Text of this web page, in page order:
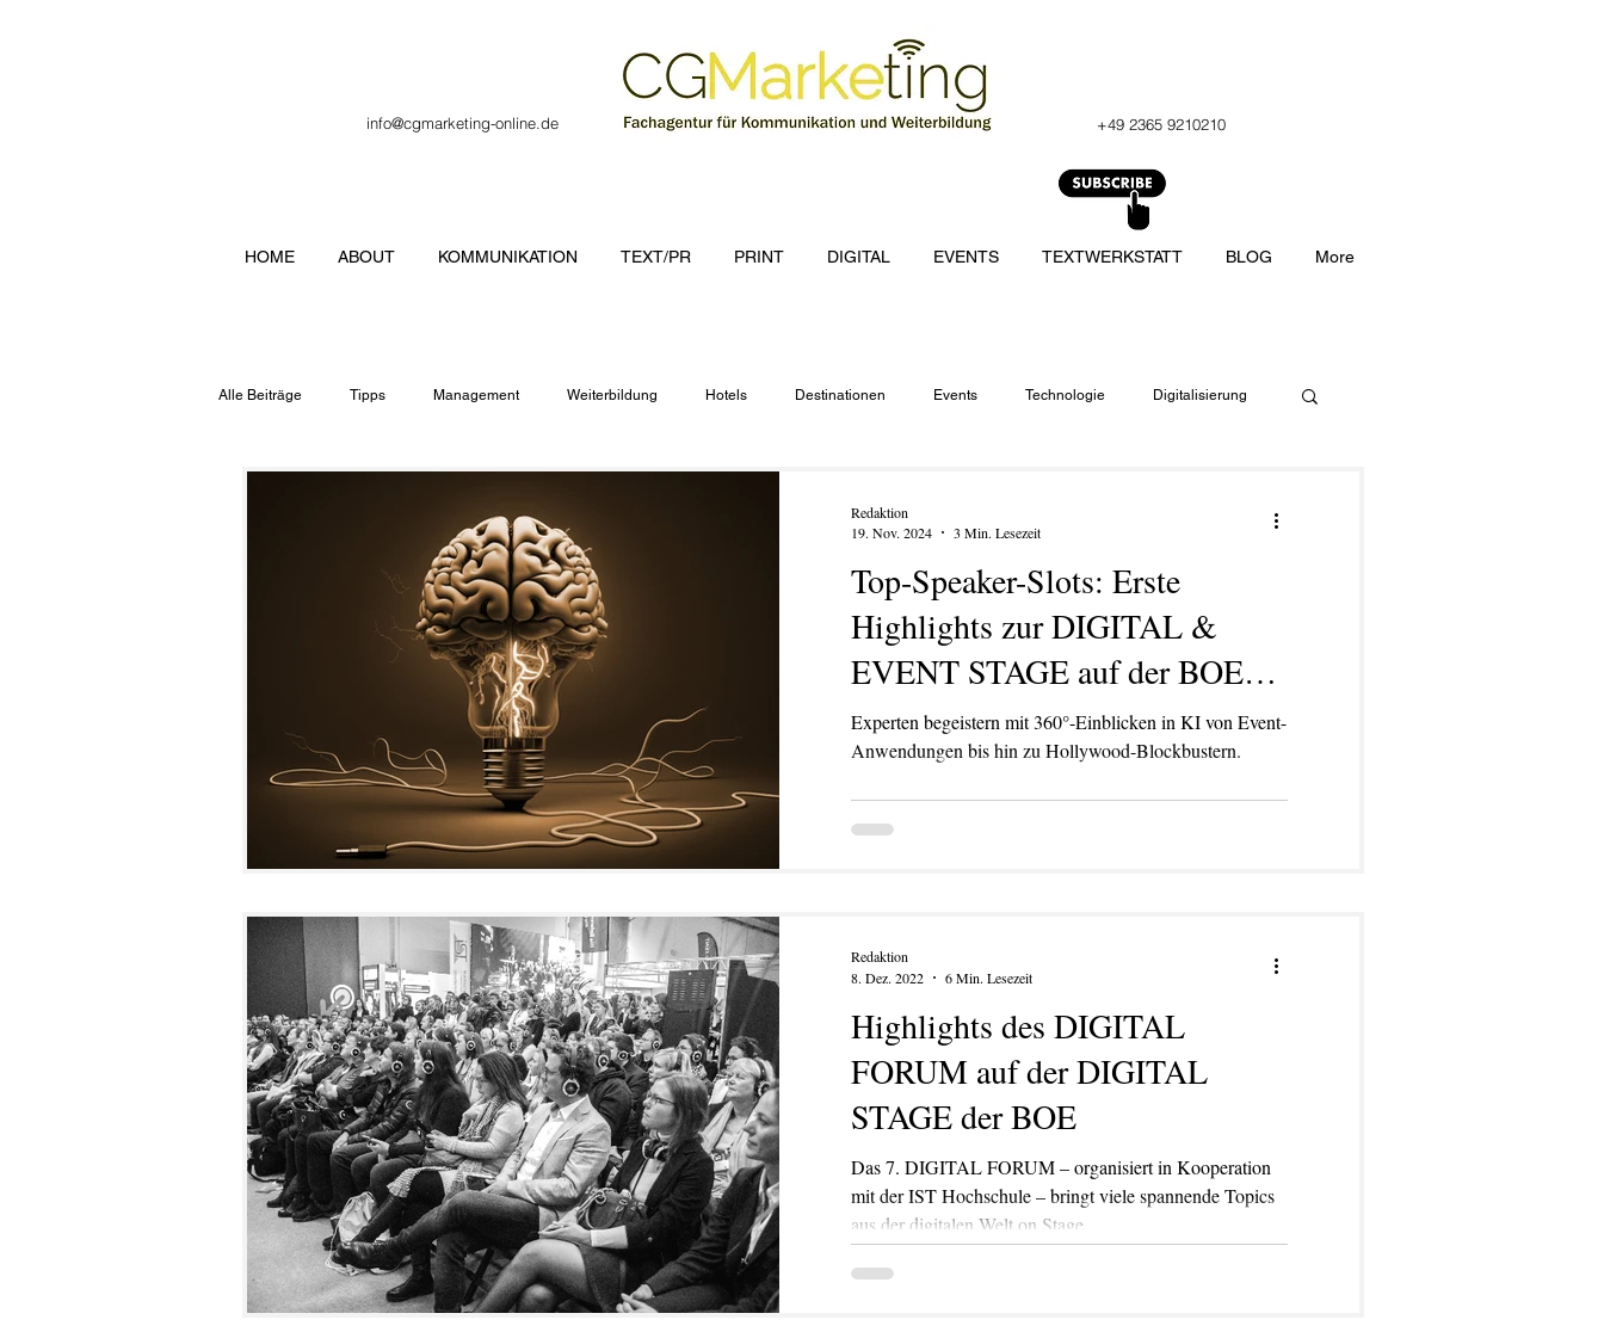
info@cgmarketing-online.de +49 2365 9210210
HOME KOMMUNIKATION TEXT/PR PRINT
Alle Beiträge Tipps Management Weiterbildung Hotels Destinationen Events Technologie Digitalisierung
Top-Speaker-Slots: Erste
Highlights zur DIGITAL &
EVENT STAGE auf der BOE
2025
Experten begeistern mit 360°-Einblicken in KI von Event-
Anwendungen bis hin zu Hollywood-Blockbustern.
Redaktion
19. Nov. 2024
3 Min. Lesezeit
Highlights des DIGITAL
FORUM auf der DIGITAL
STAGE der BOE
Das 7. DIGITAL FORUM – organisiert in Kooperation
mit der IST Hochschule – bringt viele spannende Topics
aus der digitalen Welt on Stage.
Redaktion
8. Dez. 2022
6 Min. Lesezeit
HOME ABOUT KOMMUNIKATION TEXT/PR PRINT DIGITAL EVENTS TEXTWERKSTATT BLOG More